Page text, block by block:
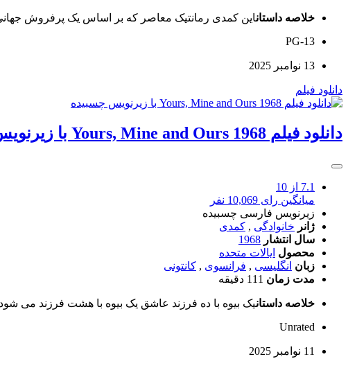
خلاصه داستاناین کمدی رمانتیک معاصر که بر اساس یک پرفروش
PG-13
13 نوامبر 2025
دانلود فیلم
دانلود فیلم Yours, Mine and Ours 1968 با زیرنویس چسبیده
7.1 از 10
میانگین رای 10,069 نفر
زیرنویس فارسی چسبیده
ژانر خانوادگی , کمدی
سال انتشار 1968
محصول ایالات متحده
زبان انگلیسی , فرانسوی , کانتونی
مدت زمان 111 دقیقه
خلاصه داستانیک بیوه با ده فرزند عاشق یک بیوه با هشت فرزند می شود
Unrated
11 نوامبر 2025